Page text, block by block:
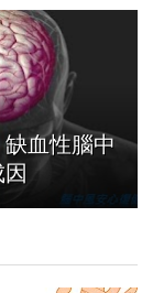
血性腦中